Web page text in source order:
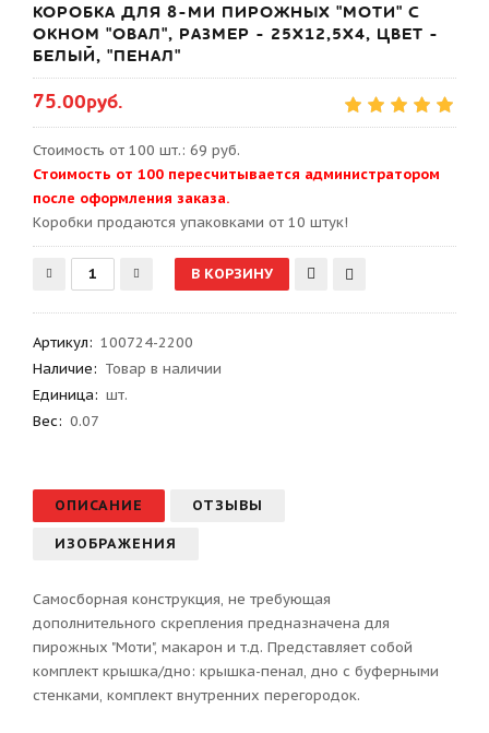
КОРОБКА ДЛЯ 8-МИ ПИРОЖНЫХ "МОТИ" С
ОКНОМ "ОВАЛ", РАЗМЕР - 25Х12,5Х4, ЦВЕТ -
БЕЛЫЙ, "ПЕНАЛ"
75.00руб.
Стоимость от 100 шт.: 69 руб.
Стоимость от 100 пересчитывается администратором
после оформления заказа.
Kоробки продаются упаковками от 10 штук!
Артикул: 100724-2200
Наличие: Товар в наличии
Единица: шт.
Вес: 0.07
ОПИСАНИЕ ОТЗЫВЫ
ИЗОБРАЖЕНИЯ
Самосборная конструкция, не требующая
дополнительного скрепления предназначена для
пирожных "Моти", макарон и т.д. Представляет собой
комплект крышка/дно: крышка-пенал, дно с буферными
стенками, комплект внутренних перегородок.